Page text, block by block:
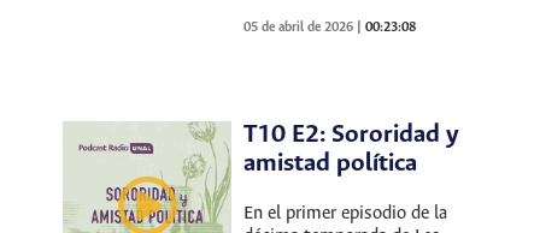
05 de abril de 2026 |00:23:08
T10 E2: Sororidad y
amistad política
En el primer episodio de la